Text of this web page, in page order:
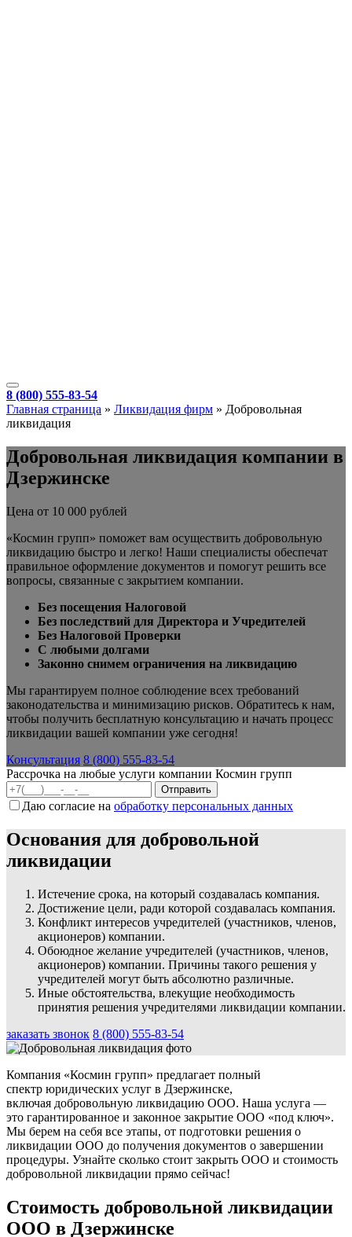
8 (800) 555-83-54
Главная страница » Ликвидация фирм » Добровольная
ликвидация
Добровольная ликвидация компании в
Дзержинске
Цена от 10 000 рублей
«Космин групп» поможет вам осуществить добровольную
ликвидацию быстро и легко! Наши специалисты обеспечат
правильное оформление документов и помогут решить все
вопросы, связанные с закрытием компании.
Без посещения Налоговой
Без последствий для Директора и Учредителей
Без Налоговой Проверки
С любыми долгами
Законно снимем ограничения на ликвидацию
Мы гарантируем полное соблюдение всех требований
законодательства и минимизацию рисков. Обратитесь к нам,
чтобы получить бесплатную консультацию и начать процесс
ликвидации вашей компании уже сегодня!
Консультация 8 (800) 555-83-54
Рассрочка на любые услуги компании Космин групп
Даю согласие на обработку персональных данных
Основания для добровольной
ликвидации
Истечение срока, на который создавалась компания.
Достижение цели, ради которой создавалась компания.
Конфликт интересов учредителей (участников, членов,
акционеров) компании.
Обоюдное желание учредителей (участников, членов,
акционеров) компании. Причины такого решения у
учредителей могут быть абсолютно различные.
Иные обстоятельства, влекущие необходимость
принятия решения учредителями ликвидации компании.
заказать звонок 8 (800) 555-83-54
Компания «Космин групп» предлагает полный
спектр юридических услуг в Дзержинске,
включая добровольную ликвидацию ООО. Наша услуга —
это гарантированное и законное закрытие ООО «под ключ».
Мы берем на себя все этапы, от подготовки решения о
ликвидации ООО до получения документов о завершении
процедуры. Узнайте сколько стоит закрыть ООО и стоимость
добровольной ликвидации прямо сейчас!
Стоимость добровольной ликвидации
ООО в Дзержинске